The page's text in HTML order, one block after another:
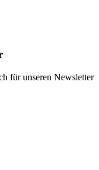
für unseren Newsletter